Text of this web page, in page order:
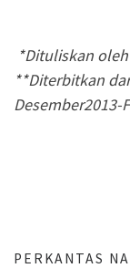
*Dituliskan
**Diterbitkan
Desember2013-
PERKANTAS